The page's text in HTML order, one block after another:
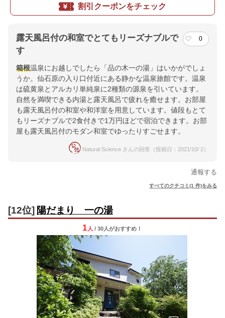
割引クーポンをチェック
露天風呂付の和室でとてもリーズナブルで
す
0
箱根温泉にお越しでしたら「品の木一の湯」はいかがでしょ
うか。仙石原の入り口付近にある静かな温泉旅館です。温泉
は硫黄泉とアルカリ単純泉に2種類の源泉を引いています。
自然を満喫できる内湯と露天風呂で疲れを癒せます。お部屋
も露天風呂付の和室や和洋室を用意しています。値段もとて
もリーズナブルで2食付きで1万円ほどで宿泊できます。お部
屋も露天風呂付のモダン和室でゆったりすごせます。
Natural Science さんの回答（投稿日：2021/10/ 2）
通報する
すべてのクチコミ(1 件)をみる
[12位] 陽だまり 一の湯
1 人 / 30人がおすすめ！